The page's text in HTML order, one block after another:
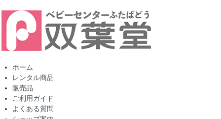
ホーム
レンタル商品
販売品
ご利用ガイド
よくある質問